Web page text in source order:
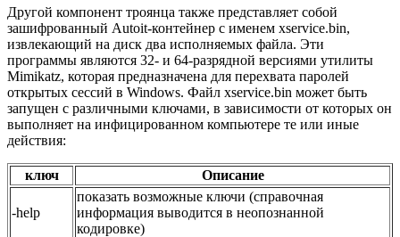
Другой компонент троянца также представляет собой
зашифрованный Autoit-контейнер с именем xservice.bin,
извлекающий на диск два исполняемых файла. Эти
программы являются 32- и 64-разрядной версиями утилиты
Mimikatz, которая предназначена для перехвата паролей
открытых сессий в Windows. Файл xservice.bin может быть
запущен с различными ключами, в зависимости от которых он
выполняет на инфицированном компьютере те или иные
действия:
ключ Описание
-help
показать возможные ключи (справочная
информация выводится в неопознанной
кодировке)